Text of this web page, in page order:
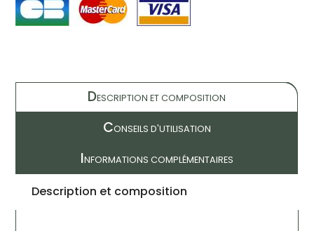
DESCRIPTION ET COMPOSITION
CONSEILS D'UTILISATION
INFORMATIONS COMPLÉMENTAIRES
Description et composition